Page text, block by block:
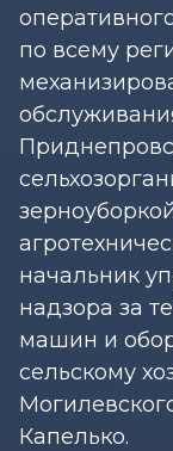
по всему
начальник
надзора за
машин и
сельскому
Капелько.